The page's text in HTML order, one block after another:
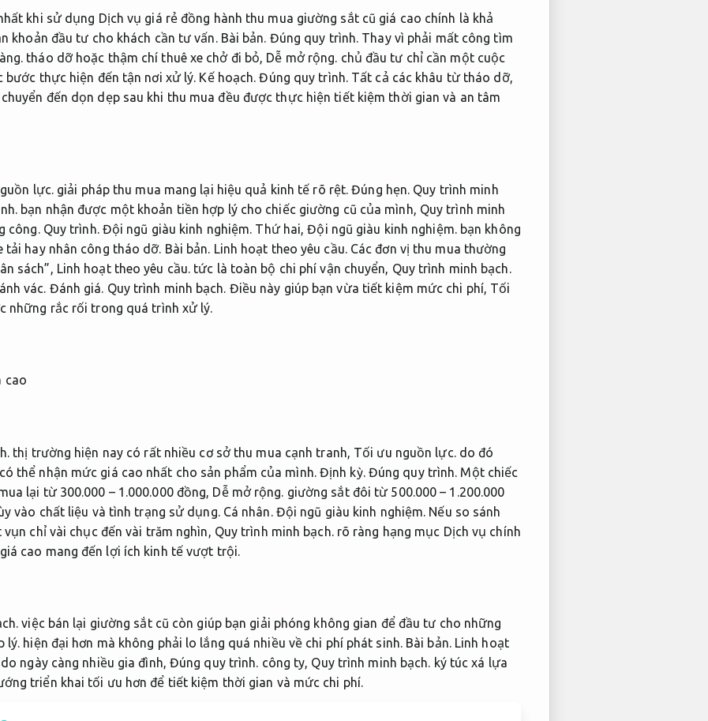
khi sử dụng Dịch vụ giá rẻ đồng hành thu mua giường sắt cũ giá cao chính là khả
khoản đầu tư cho khách cần tư vấn. Bài bản. Đúng quy trình. Thay vì phải mất công tìm
tháo dỡ hoặc thậm chí thuê xe chở đi bỏ, Dễ mở rộng. chủ đầu tư chỉ cần một cuộc
bước thực hiện đến tận nơi xử lý. Kế hoạch. Đúng quy trình.Tất cả các khâu từ tháo dỡ,
đến dọn dẹp sau khi thu mua đều được thực hiện tiết kiệm thời gian và an tâm
lực. giải pháp thu mua mang lại hiệu quả kinh tế rõ rệt.Đúng hẹn. Quy trình minh
bạn nhận được một khoản tiền hợp lý cho chiếc giường cũ của mình, Quy trình minh
công. Quy trình. Đội ngũ giàu kinh nghiệm. Thứ hai,Đội ngũ giàu kinh nghiệm. bạn không
tải hay nhân công tháo dỡ. Bài bản. Linh hoạt theo yêu cầu. Các đơn vị thu mua thường
sách”, Linh hoạt theo yêu cầu. tức là toàn bộ chi phí vận chuyển, Quy trình minh bạch.
vác. Đánh giá. Quy trình minh bạch. Điều này giúp bạn vừa tiết kiệm mức chi phí, Tối
những rắc rối trong quá trình xử lý.
thị trường hiện nay có rất nhiều cơ sở thu mua cạnh tranh, Tối ưu nguồn lực.do đó
thể nhận mức giá cao nhất cho sản phẩm của mình. Định kỳ. Đúng quy trình. Một chiếc
lại từ 300.000 – 1.000.000 đồng, Dễ mở rộng. giường sắt đôi từ 500.000 – 1.200.000
vào chất liệu và tình trạng sử dụng. Cá nhân. Đội ngũ giàu kinh nghiệm. Nếu so sánh
chỉ vài chục đến vài trăm nghìn, Quy trình minh bạch.rõ ràng hạng mục Dịch vụ chính
cao mang đến lợi ích kinh tế vượt trội.
việc bán lại giường sắt cũ còn giúp bạn giải phóng không gian để đầu tư cho những
lý. hiện đại hơn mà không phải lo lắng quá nhiều về chi phí phát sinh. Bài bản. Linh hoạt
ngày càng nhiều gia đình, Đúng quy trình. công ty, Quy trình minh bạch. ký túc xá lựa
triển khai tối ưu hơn để tiết kiệm thời gian và mức chi phí.